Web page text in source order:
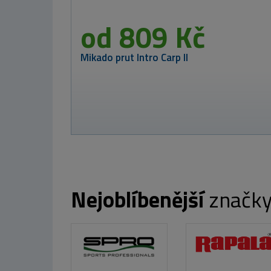
Nejoblíbenější